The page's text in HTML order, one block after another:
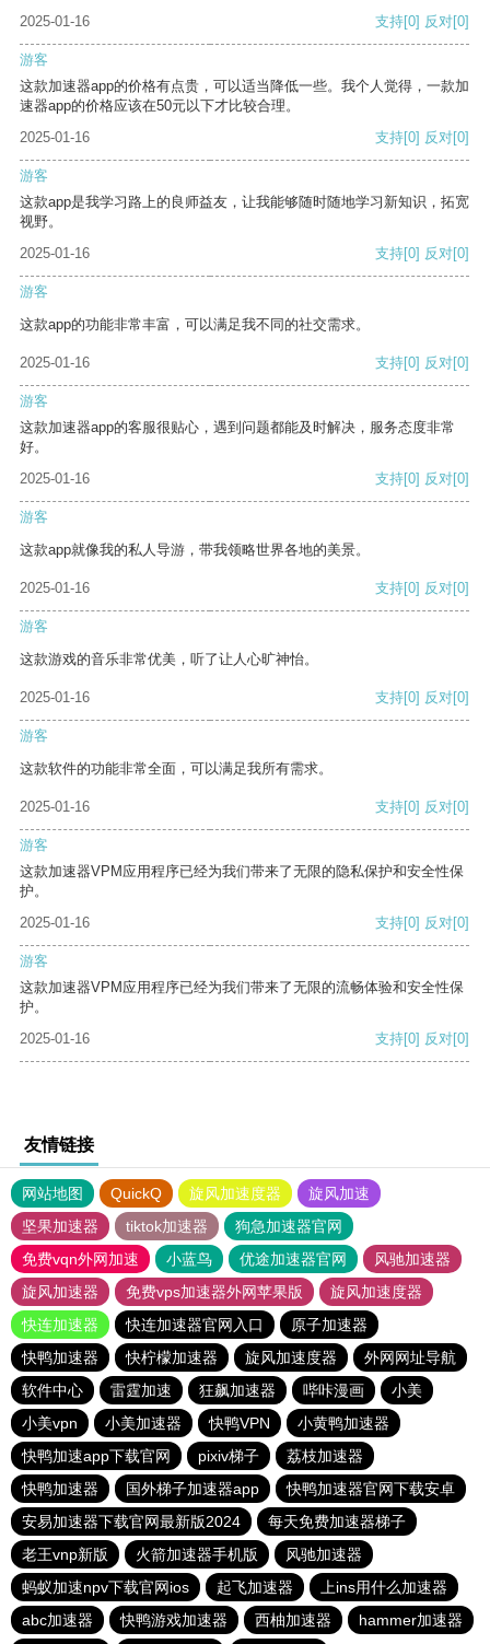
2025-01-16
支持[0] 反对[0]
游客
这款加速器app的价格有点贵，可以适当降低一些。我个人觉得，一款加
速器app的价格应该在50元以下才比较合理。
2025-01-16
支持[0] 反对[0]
游客
这款app是我学习路上的良师益友，让我能够随时随地学习新知识，拓宽
视野。
2025-01-16
支持[0] 反对[0]
游客
这款app的功能非常丰富，可以满足我不同的社交需求。
2025-01-16 支持[0] 反对[0]
游客
这款加速器app的客服很贴心，遇到问题都能及时解决，服务态度非常
好。
2025-01-16
支持[0] 反对[0]
游客
这款app就像我的私人导游，带我领略世界各地的美景。
2025-01-16 支持[0] 反对[0]
游客
这款游戏的音乐非常优美，听了让人心旷神怡。
2025-01-16 支持[0] 反对[0]
游客
这款软件的功能非常全面，可以满足我所有需求。
2025-01-16 支持[0] 反对[0]
游客
这款加速器VPM应用程序已经为我们带来了无限的隐私保护和安全性保
护。
2025-01-16
支持[0] 反对[0]
游客
这款加速器VPM应用程序已经为我们带来了无限的流畅体验和安全性保
护。
2025-01-16
支持[0] 反对[0]
友情链接
网站地图 QuickQ 旋风加速度器
旋风加速
坚果加速器
tiktok加速器
狗急加速器官网
免费vqn外网加速
小蓝鸟 优途加速器官网
风驰加速器
旋风加速器
免费vps加速器外网苹果版
旋风加速度器
快连加速器
快连加速器官网入口
原子加速器
快鸭加速器
快柠檬加速器 旋风加速度器
外网网址导航
软件中心
雷霆加速 狂飙加速器 哔咔漫画
小美
小美vpn
小美加速器 快鸭VPN
小黄鸭加速器
快鸭加速app下载官网
pixiv梯子
荔枝加速器
快鸭加速器
国外梯子加速器app
快鸭加速器官网下载安卓
安易加速器下载官网最新版2024
每天免费加速器梯子
老王vnp新版
火箭加速器手机版
风驰加速器
蚂蚁加速npv下载官网ios
起飞加速器
上ins用什么加速器
abc加速器
快鸭游戏加速器 西柚加速器 hammer加速器